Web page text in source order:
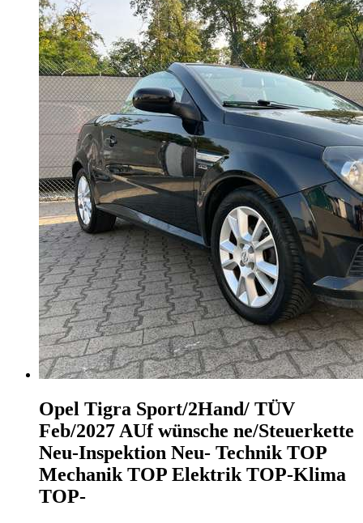
Opel Tigra Sport/2Hand/ TÜV
Feb/2027 AUf wünsche ne/Steuerkette
Neu-Inspektion Neu- Technik TOP
Mechanik TOP Elektrik TOP-Klima
TOP-